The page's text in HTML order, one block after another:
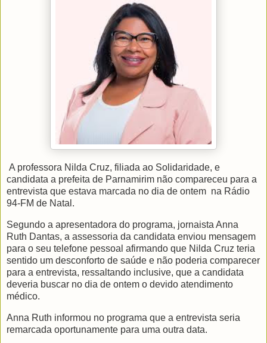
A professora Nilda Cruz, filiada ao Solidaridade, e
candidata a prefeita de Parnamirim não compareceu para a
entrevista que estava marcada no dia de ontem na Rádio
94-FM de Natal.
Segundo a apresentadora do programa, jornaista Anna
Ruth Dantas, a assessoria da candidata enviou mensagem
para o seu telefone pessoal afirmando que Nilda Cruz teria
sentido um desconforto de saúde e não poderia comparecer
para a entrevista, ressaltando inclusive, que a candidata
deveria buscar no dia de ontem o devido atendimento
médico.
Anna Ruth informou no programa que a entrevista seria
remarcada oportunamente para uma outra data.